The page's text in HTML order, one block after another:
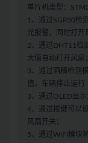
单片机类型：
1、通过SGP30检
光报警，同时打开
2、通过DHT11检
大值自动打开风扇；
3、通过酒精检测
值，车辆停止运行
3、通过OLED显示
4、通过按键可以
风扇开关；
5、通过WiFi模块